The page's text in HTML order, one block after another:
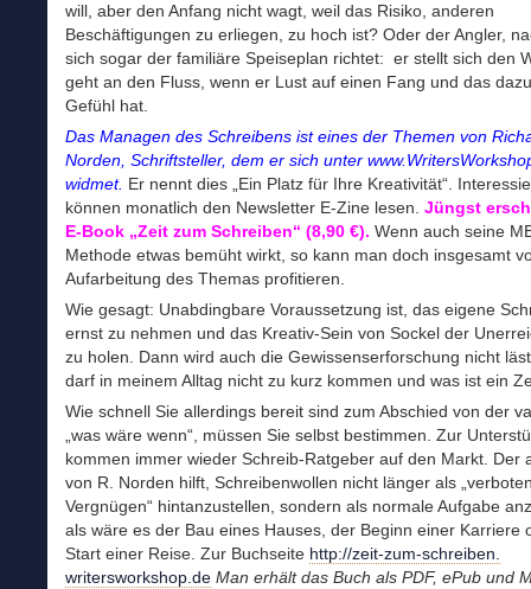
will, aber den Anfang nicht wagt, weil das Risiko, anderen
Beschäftigungen zu erliegen, zu hoch ist? Oder der Angler,
sich sogar der familiäre Speiseplan richtet: er stellt sich den
geht an den Fluss, wenn er Lust auf einen Fang und das
Gefühl hat.
Das Managen des Schreibens ist eines der Themen von
Norden, Schriftsteller, dem er sich unter
widmet. Er nennt dies „Ein Platz für Ihre Kreativität“.
können monatlich den Newsletter E-Zine lesen. Jüngst
E-Book „Zeit zum Schreiben“ (8,90 €). Wenn auch seine
Methode etwas bemüht wirkt, so kann man doch insgesamt
Aufarbeitung des Themas profitieren.
Wie gesagt: Unabdingbare Voraussetzung ist, das eigene
ernst zu nehmen und das Kreativ-Sein von Sockel der
zu holen. Dann wird auch die Gewissenserforschung nicht
darf in meinem Alltag nicht zu kurz kommen und was ist ein
Wie schnell Sie allerdings bereit sind zum Abschied von der
„was wäre wenn“, müssen Sie selbst bestimmen. Zur
kommen immer wieder Schreib-Ratgeber auf den Markt. Der
von R. Norden hilft, Schreibenwollen nicht länger als
Vergnügen“ hintanzustellen, sondern als normale Aufgabe
als wäre es der Bau eines Hauses, der Beginn einer Karriere
Start einer Reise. Zur Buchseite http://zeit-zum-schreiben.
writersworkshop.de Man erhält das Buch als PDF, ePub und